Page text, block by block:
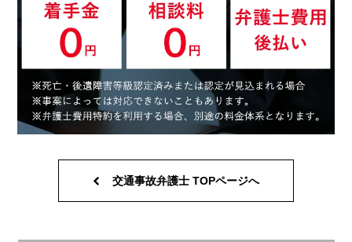
交通事故弁護士 TOPページへ